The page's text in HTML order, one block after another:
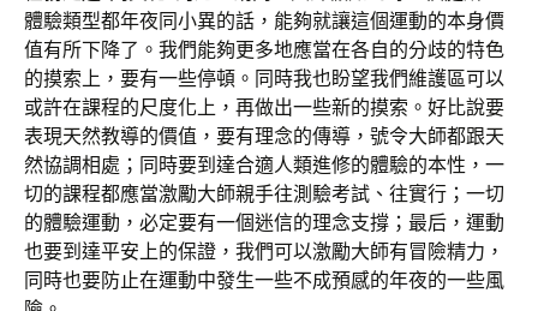
體驗類型都年夜同小異的話，能夠就讓這個運動的本身價
值有所下降了。我們能夠更多地應當在各自的分歧的特色
的摸索上，要有一些停頓。同時我也盼望我們維護區可以
或許在課程的尺度化上，再做出一些新的摸索。好比說要
表現天然教導的價值，要有理念的傳導，號令大師都跟天
然協調相處；同時要到達合適人類進修的體驗的本性，一
切的課程都應當激勵大師親手往測驗考試、往實行；一切
的體驗運動，必定要有一個迷信的理念支撐；最后，運動
也要到達平安上的保證，我們可以激勵大師有冒險精力，
同時也要防止在運動中發生一些不成預感的年夜的一些風